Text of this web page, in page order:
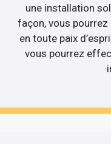
une installation
façon, vous
en toute paix
vous pourrez